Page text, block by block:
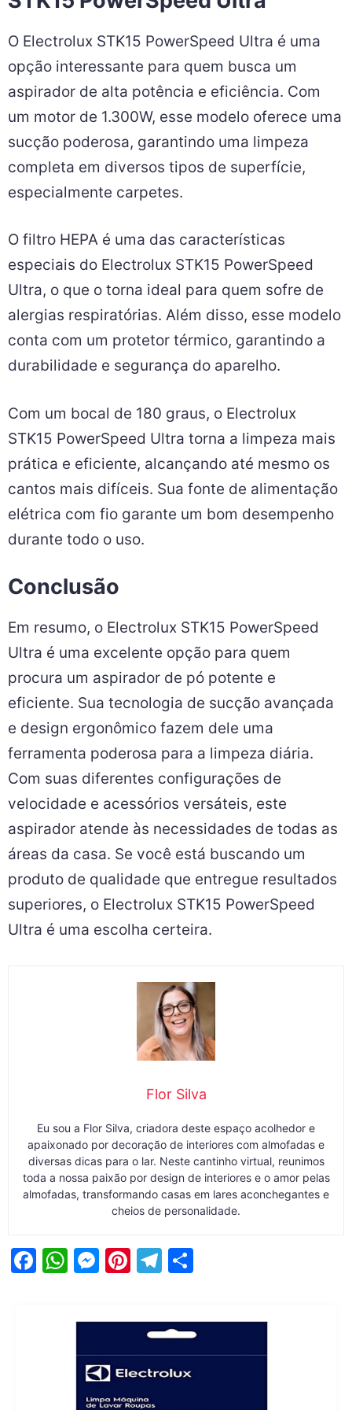
O Electrolux STK15 PowerSpeed Ultra é uma
opção interessante para quem busca um
aspirador de alta potência e eficiência. Com
um motor de 1.300W, esse modelo oferece uma
sucção poderosa, garantindo uma limpeza
completa em diversos tipos de superfície,
especialmente carpetes.
O filtro HEPA é uma das características
especiais do Electrolux STK15 PowerSpeed
Ultra, o que o torna ideal para quem sofre de
alergias respiratórias. Além disso, esse modelo
conta com um protetor térmico, garantindo a
durabilidade e segurança do aparelho.
Com um bocal de 180 graus, o Electrolux
STK15 PowerSpeed Ultra torna a limpeza mais
prática e eficiente, alcançando até mesmo os
cantos mais difíceis. Sua fonte de alimentação
elétrica com fio garante um bom desempenho
durante todo o uso.
Conclusão
Em resumo, o Electrolux STK15 PowerSpeed
Ultra é uma excelente opção para quem
procura um aspirador de pó potente e
eficiente. Sua tecnologia de sucção avançada
e design ergonômico fazem dele uma
ferramenta poderosa para a limpeza diária.
Com suas diferentes configurações de
velocidade e acessórios versáteis, este
aspirador atende às necessidades de todas as
áreas da casa. Se você está buscando um
produto de qualidade que entregue resultados
superiores, o Electrolux STK15 PowerSpeed
Ultra é uma escolha certeira.
Flor Silva
Eu sou a Flor Silva, criadora deste espaço acolhedor e
apaixonado por decoração de interiores com almofadas e
diversas dicas para o lar. Neste cantinho virtual, reunimos
toda a nossa paixão por design de interiores e o amor pelas
almofadas, transformando casas em lares aconchegantes e
cheios de personalidade.
F
W
A
M
e
n
Pi
st
T
gr
a
m
e